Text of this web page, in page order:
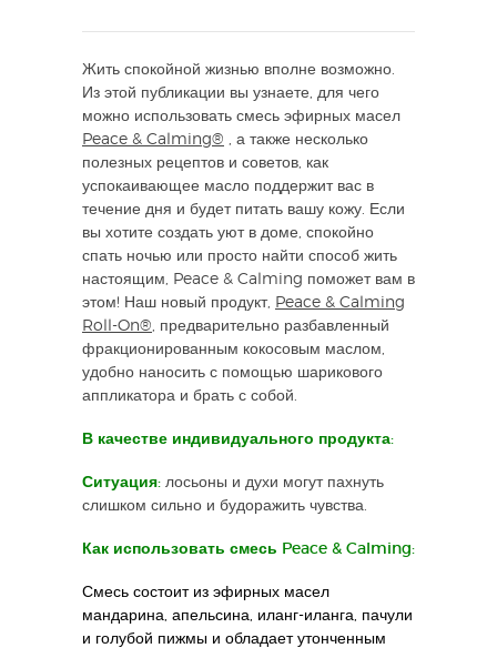
Жить спокойной жизнью вполне возможно.
Из этой публикации вы узнаете, для чего
можно использовать смесь эфирных масел
Peace & Calming® , а также несколько
полезных рецептов и советов, как
успокаивающее масло поддержит вас в
течение дня и будет питать вашу кожу. Если
вы хотите создать уют в доме, спокойно
спать ночью или просто найти способ жить
настоящим, Peace & Calming поможет вам в
этом! Наш новый продукт, Peace & Calming
Roll-On® , предварительно разбавленный
фракционированным кокосовым маслом,
удобно наносить с помощью шарикового
аппликатора и брать с собой.
В качестве индивидуального продукта:
Ситуация: лосьоны и духи могут пахнуть
слишком сильно и будоражить чувства.
Как использовать смесь Peace & Calming:
Смесь состоит из эфирных масел
мандарина, апельсина, иланг-иланга, пачули
и голубой пижмы и обладает утонченным